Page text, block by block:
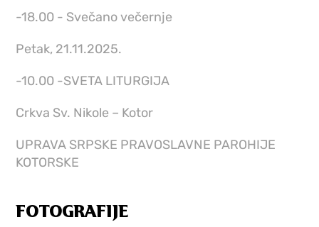
-18.00 - Svečano večernje
Petak, 21.11.2025.
-10.00 -SVETA LITURGIJA
Crkva Sv. Nikole – Kotor
UPRAVA SRPSKE PRAVOSLAVNE PAROHIJE
KOTORSKE
FOTOGRAFIJE